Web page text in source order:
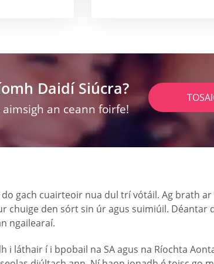
Daidí Siúcra?
an ceann foirfe!
gach cuairteoir nua dul trí vótáil. Ag brath
chuige den sórt sin úr agus suimiúil.
ngailearaí.
láthair í i bpobail na SA agus na Ríochta